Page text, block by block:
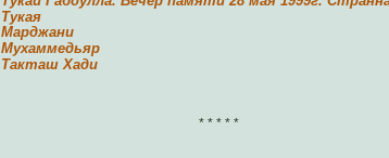
Тукая
Марджани
Мухаммедьяр
Такташ Хади
* * * * *